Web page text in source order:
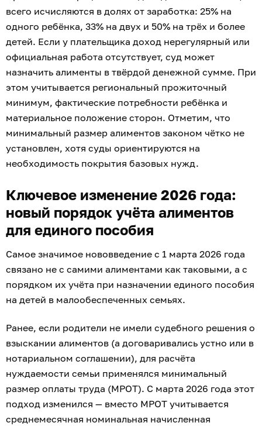
всего исчисляются в долях от заработка: 25% на
одного ребёнка, 33% на двух и 50% на трёх и более
детей. Если у плательщика доход нерегулярный или
официальная работа отсутствует, суд может
назначить алименты в твёрдой денежной сумме. При
этом учитывается региональный прожиточный
минимум, фактические потребности ребёнка и
материальное положение сторон. Отметим, что
минимальный размер алиментов законом чётко не
установлен, хотя суды ориентируются на
необходимость покрытия базовых нужд.
Ключевое изменение 2026 года:
новый порядок учёта алиментов
для единого пособия
Самое значимое нововведение с 1 марта 2026 года
связано не с самими алиментами как таковыми, а с
порядком их учёта при назначении единого пособия
на детей в малообеспеченных семьях.
Ранее, если родители не имели судебного решения о
взыскании алиментов (а договаривались устно или в
нотариальном соглашении), для расчёта
нуждаемости семьи применялся минимальный
размер оплаты труда (МРОТ). С марта 2026 года этот
подход изменился — вместо МРОТ учитывается
среднемесячная номинальная начисленная